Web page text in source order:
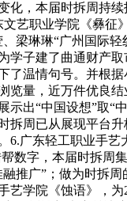
化，本届时拆周持
艺职业学院《彝征
梁琳琳“广州国际轻
学子建了曲通财产
了温情句号。并根
览量，近万件优良
示出“中国设想”取“
拆周已从展现平台
6.广东轻工职业手艺
帮数字，本届时拆周
推广”；做为时拆周
艺学院《蚀语》，为